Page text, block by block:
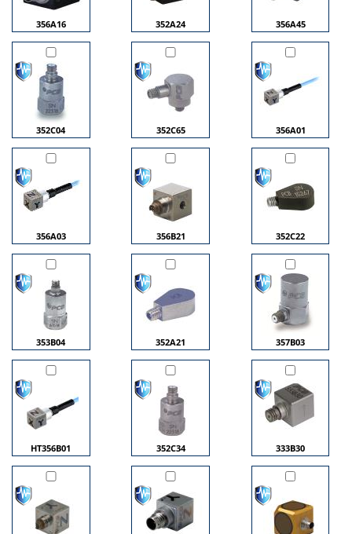
356A16 352A24 356A45
352C04 352C65 356A01
356A03 356B21 352C22
353B04 352A21 357B03
HT356B01 352C34 333B30